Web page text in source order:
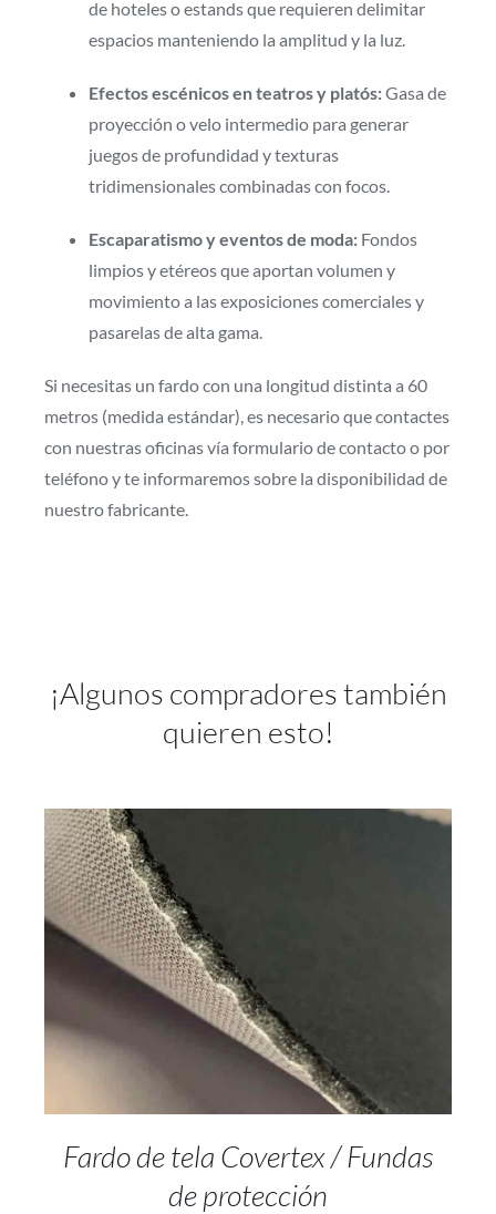
de hoteles o estands que requieren delimitar
espacios manteniendo la amplitud y la luz.
Efectos escénicos en teatros y platós:Gasa de
proyección o velo intermedio para generar
juegos de profundidad y texturas
tridimensionales combinadas con focos.
Escaparatismo y eventos de moda:Fondos
limpios y etéreos que aportan volumen y
movimiento a las exposiciones comerciales y
pasarelas de alta gama.
Si necesitas un fardo con una longitud distinta a 60
metros (medida estándar), es necesario que contactes
con nuestras oficinas vía formulario de contacto o por
teléfono y te informaremos sobre la disponibilidad de
nuestro fabricante.
¡Algunos compradores también
quieren esto!
ADD TO CART
Fardo de tela Covertex / Fundas
de protección